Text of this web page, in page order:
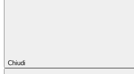
Chiudi